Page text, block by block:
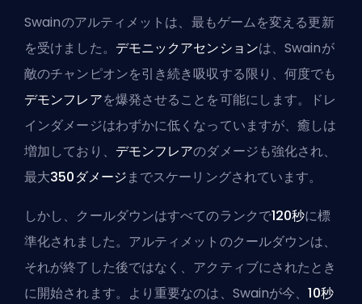
Swainのアルティメットは、最もゲームを変える更新
を受けました。 デモニックアセンションは、Swainが
敵のチャンピオンを引き続き吸収する限り、何度でも
デモンフレアを爆発させることを可能にします。ドレ
インダメージはわずかに低くなっていますが、癒しは
増加しており、 デモンフレアのダメージも強化され、
最大350ダメージまでスケーリングされています。
しかし、クールダウンはすべてのランクで120秒に標
準化されました。アルティメットのクールダウンは、
それが終了した後ではなく、アクティブにされたとき
に開始されます。より重要なのは、Swainが今、10秒